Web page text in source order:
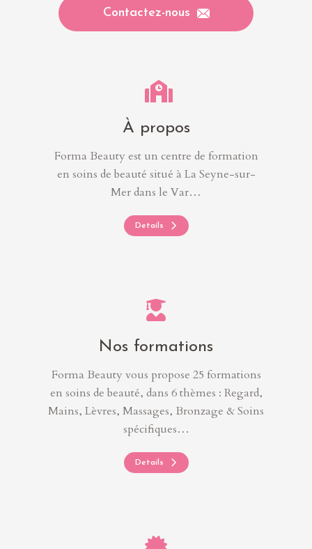
Contactez-nous
À propos
Forma Beauty est un centre de formation
en soins de beauté situé à La Seyne-sur-
Mer dans le Var…
Details
Nos formations
Forma Beauty vous propose 25 formations
en soins de beauté, dans 6 thèmes : Regard,
Mains, Lèvres, Massages, Bronzage & Soins
spécifiques…
Details